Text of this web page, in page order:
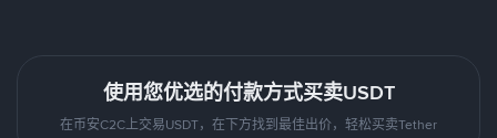
使用您优选的付款方式买卖USDT
在币安C2C上交易USDT，在下方找到最佳出价，轻松买卖Tether